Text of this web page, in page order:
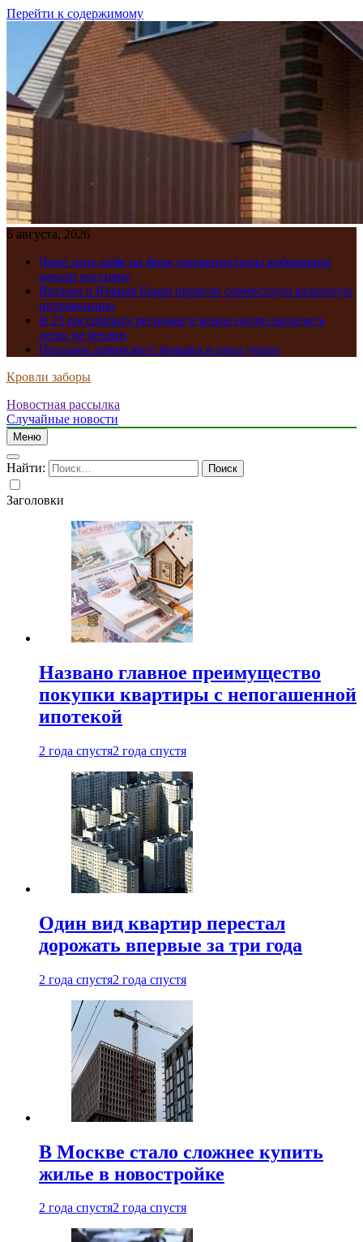
Перейти к содержимому
6 августа, 2026
Чаще пить кофе на фоне снижения цены кофемашин
начали россияне
Япония и Южная Корея провели совместную валютную
интервенцию
В 23 российских регионах в конце июля снизились
цены на бензин
Продажи армянского коньяка и вина упали
Кровли заборы
Новостная рассылка
Случайные новости
Меню
Найти:
Заголовки
Названо главное преимущество
покупки квартиры с непогашенной
ипотекой
2 года спустя2 года спустя
Один вид квартир перестал
дорожать впервые за три года
2 года спустя2 года спустя
В Москве стало сложнее купить
жилье в новостройке
2 года спустя2 года спустя